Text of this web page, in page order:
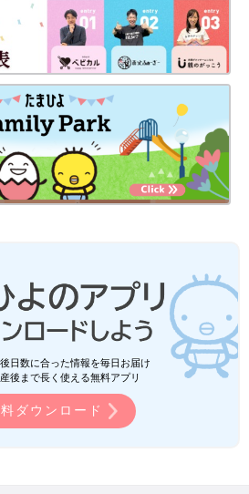
日数に合った情報を毎日お届け
後まで長く使える無料アプリ
ダウンロード